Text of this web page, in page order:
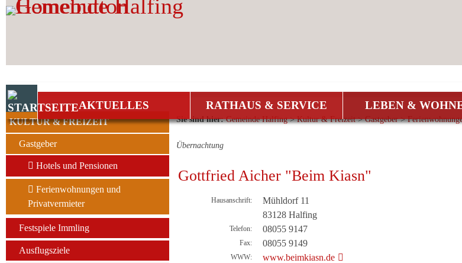
Zum Inhalt,zur Navigationoderzur Startseitespringen.
AKTUELLES RATHAUS & SERVICE LEBEN &
KULTUR & FREIZEIT
Gastgeber
Hotels und Pensionen
Ferienwohnungen und
Privatvermieter
Festspiele Immling
Ausflugsziele
Sie sind hier: Gemeinde Halfing>Kultur & Freizeit>Gastgeber>
Übernachtung
Gottfried Aicher "Beim Kiasn"
Hausanschrift:
Mühldorf 11
83128 Halfing
Telefon: 08055 9147
Fax: 08055 9149
WWW: www.beimkiasn.de